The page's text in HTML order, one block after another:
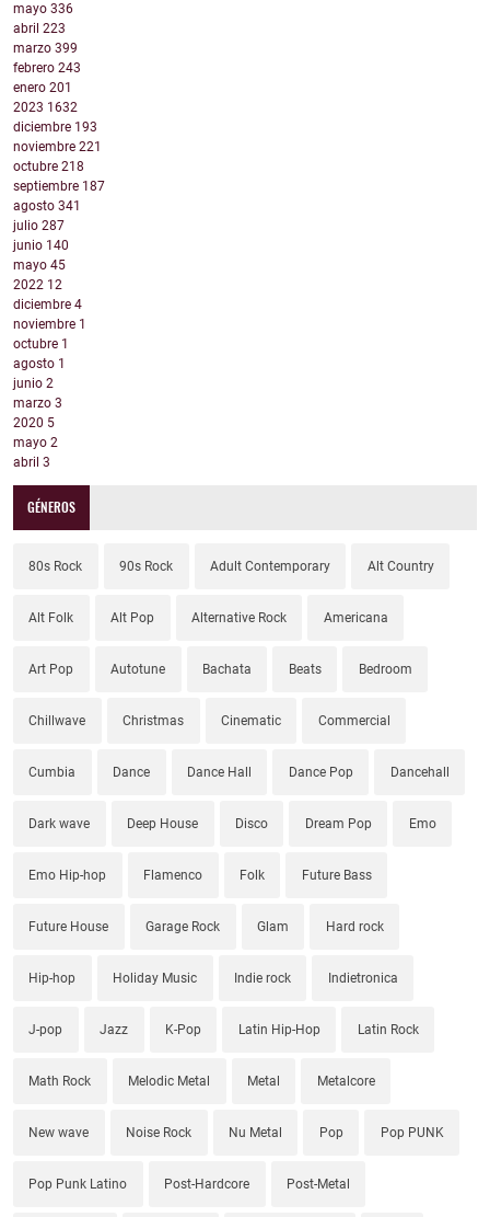
mayo 336
abril 223
marzo 399
febrero 243
enero 201
2023 1632
diciembre 193
noviembre 221
octubre 218
septiembre 187
agosto 341
julio 287
junio 140
mayo 45
2022 12
diciembre 4
noviembre 1
octubre 1
agosto 1
junio 2
marzo 3
2020 5
mayo 2
abril 3
GÉNEROS
80s Rock 90s Rock Adult Contemporary Alt Country
Alt Folk Alt Pop Alternative Rock Americana
Art Pop Autotune Bachata Beats Bedroom
Chillwave Christmas Cinematic Commercial
Cumbia Dance Dance Hall Dance Pop Dancehall
Dark wave Deep House Disco Dream Pop Emo
Emo Hip-hop Flamenco Folk Future Bass
Future House Garage Rock Glam Hard rock
Hip-hop Holiday Music Indie rock Indietronica
J-pop Jazz K-Pop Latin Hip-Hop Latin Rock
Math Rock Melodic Metal Metal Metalcore
New wave Noise Rock Nu Metal Pop Pop PUNK
Pop Punk Latino Post-Hardcore Post-Metal